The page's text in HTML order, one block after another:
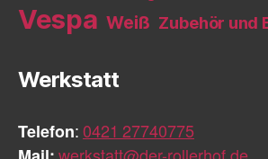
Vespa Weiß Zubehör und
Werkstatt
Telefon: 0421 27740775